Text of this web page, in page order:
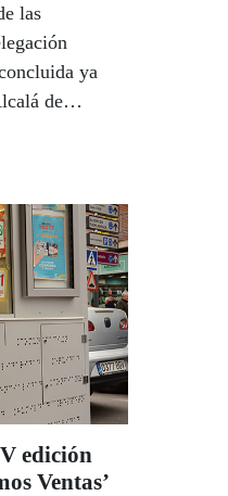
las
ya
de
edición
Ventas’